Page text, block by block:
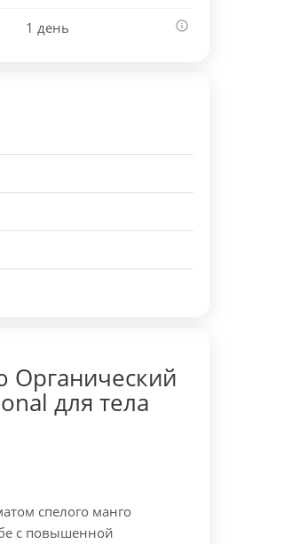
1 день
Органический
для тела
спелого манго
с повышенной